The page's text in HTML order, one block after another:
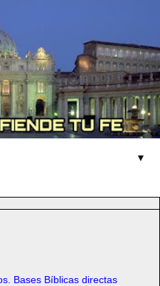
▼
Bases Bíblicas directas